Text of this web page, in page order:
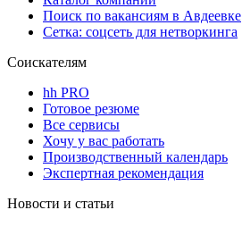
Поиск по вакансиям в Авдеевке
Сетка: соцсеть для нетворкинга
Соискателям
hh PRO
Готовое резюме
Все сервисы
Хочу у вас работать
Производственный календарь
Экспертная рекомендация
Новости и статьи